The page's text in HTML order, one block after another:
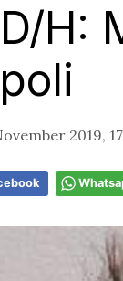
H:
2019,